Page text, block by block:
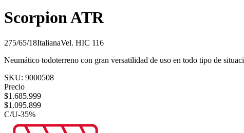
Scorpion ATR
275/65/18ItalianaVel. HIC 116
Neumático todoterreno con gran versatilidad de uso en todo tipo de
SKU: 9000508
Precio
$1.685.999
$1.095.899
C/U-35%